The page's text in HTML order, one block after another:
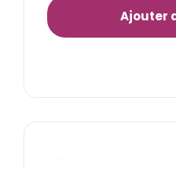
Ajouter